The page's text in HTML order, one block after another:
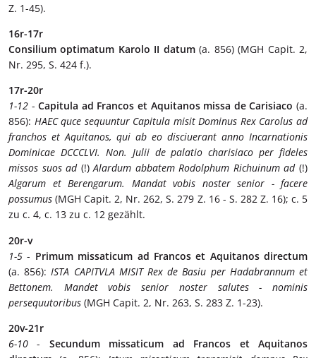
Z. 1-45).
16r-17r
Consilium optimatum Karolo II datum(a. 856) (MGH Capit. 2,
Nr. 295, S. 424 f.).
17r-20r
1-12 -Capitula ad Francos et Aquitanos missa de Carisiaco (a.
856): HAEC quce sequuntur Capitula misit Dominus Rex Carolus ad
franchos et Aquitanos, qui ab eo disciuerant anno Incarnationis
Dominicae DCCCLVI. Non. Julii de palatio charisiaco per fideles
missos suos ad(!)Alardum abbatem Rodolphum Richuinum ad(!)
Algarum et Berengarum. Mandat vobis noster senior - facere
possumus (MGH Capit. 2, Nr. 262, S. 279 Z. 16 - S. 282 Z. 16); c. 5
zu c. 4, c. 13 zu c. 12 gezählt.
20r-v
1-5 - Primum missaticum ad Francos et Aquitanos directum
(a. 856): ISTA CAPITVLA MISIT Rex de Basiu per Hadabrannum et
Bettonem. Mandet vobis senior noster salutes - nominis
persequutoribus (MGH Capit. 2, Nr. 263, S. 283 Z. 1-23).
20v-21r
6-10 - Secundum missaticum ad Francos et Aquitanos